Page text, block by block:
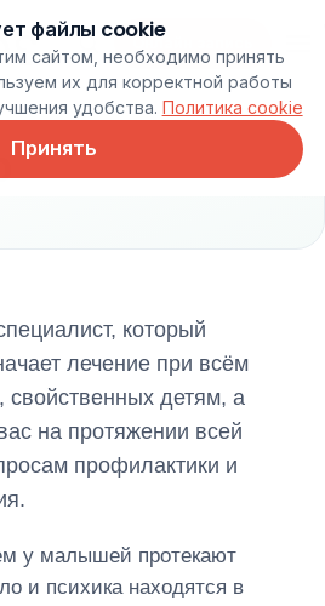
Онлайн запись
который
лечение при всём
свойственных детям, а
на протяжении всей
профилактики и
у малышей протекают
и психика находятся в
файлы cookie
сайтом, необходимо принять
их для корректной работы
удобства. Политика cookie
Принять